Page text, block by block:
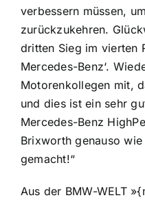
verbessern müssen,
zurückzukehren.
dritten Sieg im vierten
Mercedes-Benz‘.
Motorenkollegen mit,
und dies ist ein sehr
Mercedes-Benz
Brixworth genauso
gemacht!“
Aus der BMW-WELT